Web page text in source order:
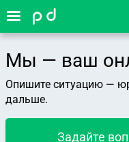
Мы — ваш
Опишите ситуацию —
дальше.
Задайте